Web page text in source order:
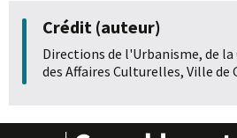
Crédit (auteur)
Directions de l'Urbanisme, de
des Affaires Culturelles, Ville de